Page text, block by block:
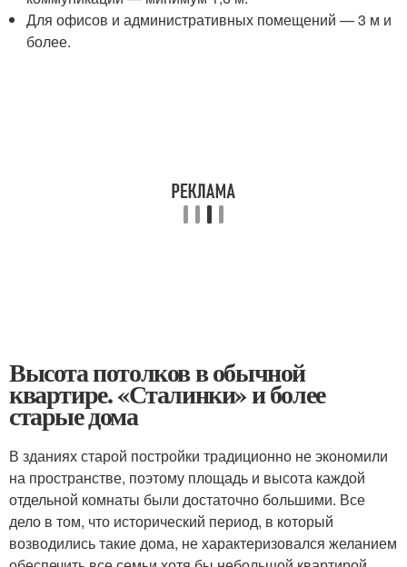
Для офисов и административных помещений — 3 м и
более.
Высота потолков в обычной
квартире. «Сталинки» и более
старые дома
В зданиях старой постройки традиционно не экономили
на пространстве, поэтому площадь и высота каждой
отдельной комнаты были достаточно большими. Все
дело в том, что исторический период, в который
возводились такие дома, не характеризовался желанием